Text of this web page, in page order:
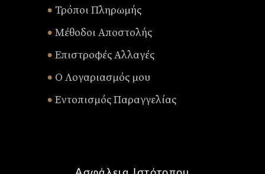
• Τρόποι Πληρωμής
• Μέθοδοι Αποστολής
• Επιστροφές Αλλαγές
• Ο Λογαριασμός μου
• Εντοπισμός Παραγγελίας